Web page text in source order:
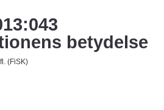
betydelse
(FiSK)